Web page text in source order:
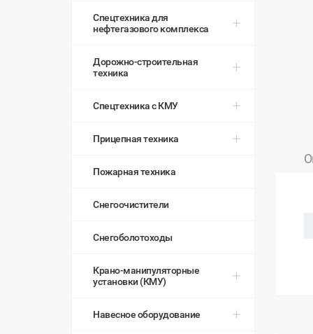
Спецтехника для
нефтегазового комплекса
Дорожно-строительная
техника
Спецтехника с КМУ
Прицепная техника
Пожарная техника
Снегоочистители
Снегоболотоходы
Крано-манипуляторные
установки (КМУ)
Навесное оборудование